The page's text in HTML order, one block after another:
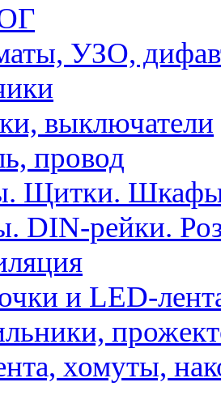
УЗО,
выключатели
провод
Щитки.
DIN-рейки.
и LED-
хомуты,